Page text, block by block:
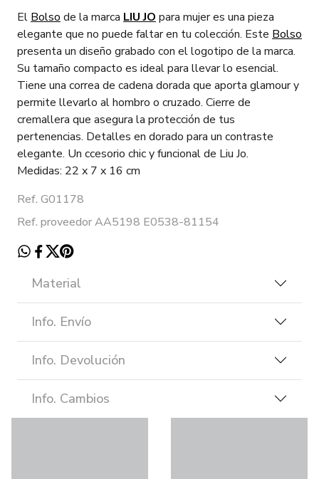
El Bolso de la marca LIU JO para mujer es una pieza
elegante que no puede faltar en tu colección. Este Bolso
presenta un diseño grabado con el logotipo de la marca.
Su tamaño compacto es ideal para llevar lo esencial.
Tiene una correa de cadena dorada que aporta glamour y
permite llevarlo al hombro o cruzado. Cierre de
cremallera que asegura la protección de tus
pertenencias. Detalles en dorado para un contraste
elegante. Un ccesorio chic y funcional de Liu Jo.
Medidas: 22 x 7 x 16 cm
Ref. G01178
Ref. proveedor AA5198 E0538-81154
Material
Info. Envío
Info. Devolución
Info. Cambios